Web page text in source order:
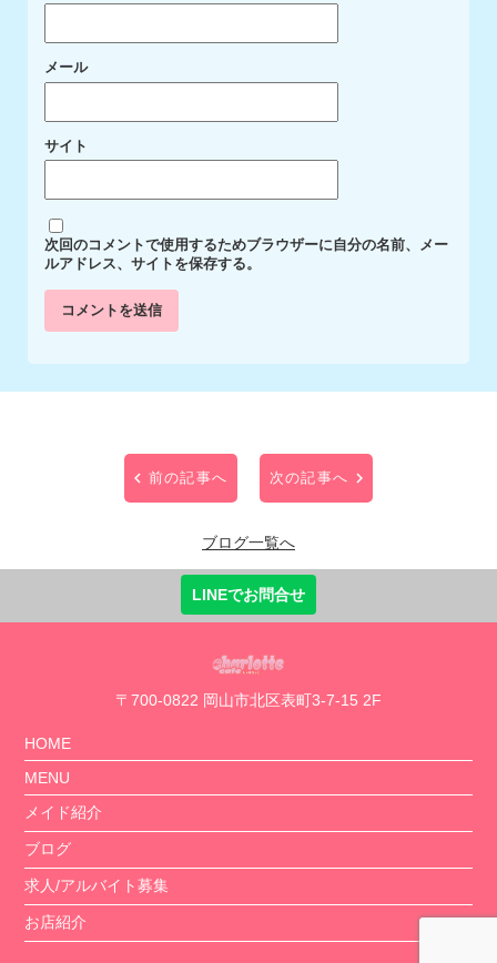
メール
サイト
次回のコメントで使用するためブラウザーに自分の名前、メー
ルアドレス、サイトを保存する。
前の記事へ 次の記事へ
ブログ一覧へ
LINEでお問合せ
〒700-0822 岡山市北区表町3-7-15 2F
HOME
MENU
メイド紹介
ブログ
求人/アルバイト募集
お店紹介